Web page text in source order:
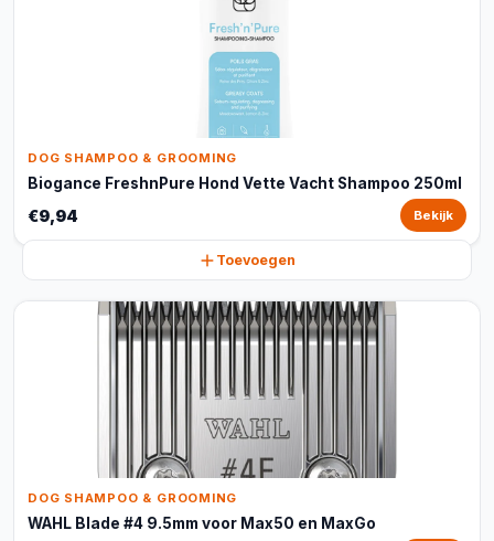
DOG SHAMPOO & GROOMING
Biogance FreshnPure Hond Vette Vacht Shampoo 250ml
€9,94 Bekijk
Toevoegen
DOG SHAMPOO & GROOMING
WAHL Blade #4 9.5mm voor Max50 en MaxGo